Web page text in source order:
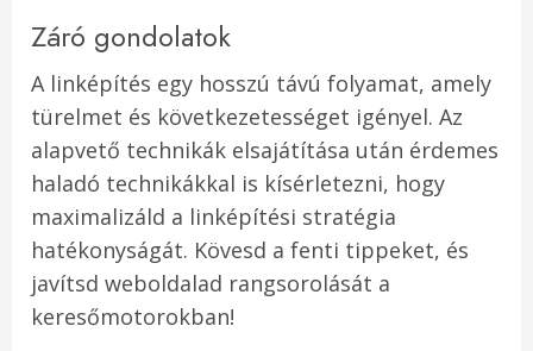
Záró gondolatok
A linképítés egy hosszú távú folyamat, amely
türelmet és következetességet igényel. Az
alapvető technikák elsajátítása után érdemes
haladó technikákkal is kísérletezni, hogy
maximalizáld a linképítési stratégia
hatékonyságát. Kövesd a fenti tippeket, és
javítsd weboldalad rangsorolását a
keresőmotorokban!